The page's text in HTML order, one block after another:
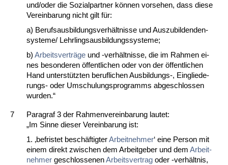
und/oder die So­zi­al­part­ner können vor­se­hen, dass die­se
Ver­ein­ba­rung nicht gilt für:
a) Be­rufs­aus­bil­dungs­verhält­nis­se und Aus­zu­bil­den­den­
sys­te­me/ Lehr­lings­aus­bil­dungs­sys­te­me;
b) Ar­beits­verträge und -verhält­nis­se, die im Rah­men ei­
nes be­son­de­ren öffent­li­chen oder von der öffent­li­chen
Hand un­terstütz­ten be­ruf­li­chen Aus­bil­dungs-, Ein­glie­de­
rungs- oder Um­schu­lungs­pro­gramms ab­ge­schlos­sen
wur­den.“
7
Pa­ra­graf 3 der Rah­men­ver­ein­ba­rung lau­tet:
„Im Sin­ne die­ser Ver­ein­ba­rung ist:
1. ‚be­fris­tet beschäftig­terAr­beit­neh­mer‘ ei­ne Per­son mit
ei­nem di­rekt zwi­schen dem Ar­beit­ge­ber und dem Ar­beit­
neh­mer ge­schlos­se­nenAr­beits­ver­trag oder -verhält­nis,